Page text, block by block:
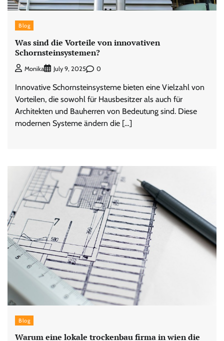
Blog
Was sind die Vorteile von innovativen
Schornsteinsystemen?
Monika July 9, 2025 0
Innovative Schornsteinsysteme bieten eine Vielzahl von
Vorteilen, die sowohl für Hausbesitzer als auch für
Architekten und Bauherren von Bedeutung sind. Diese
modernen Systeme ändern die […]
Blog
Warum eine lokale trockenbau firma in wien die